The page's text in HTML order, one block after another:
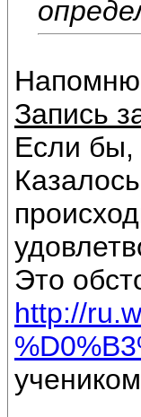
Напомню
Запись
Если бы,
Это
http://